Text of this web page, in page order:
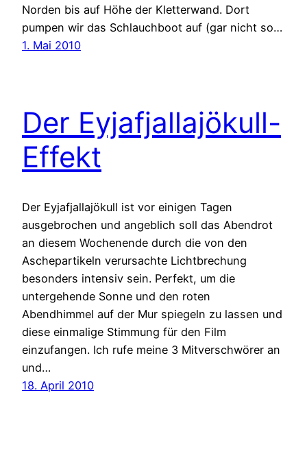
Norden bis auf Höhe der Kletterwand. Dort
pumpen wir das Schlauchboot auf (gar nicht so…
1. Mai 2010
Der Eyjafjallajökull-
Effekt
Der Eyjafjallajökull ist vor einigen Tagen
ausgebrochen und angeblich soll das Abendrot
an diesem Wochenende durch die von den
Aschepartikeln verursachte Lichtbrechung
besonders intensiv sein. Perfekt, um die
untergehende Sonne und den roten
Abendhimmel auf der Mur spiegeln zu lassen und
diese einmalige Stimmung für den Film
einzufangen. Ich rufe meine 3 Mitverschwörer an
und…
18. April 2010